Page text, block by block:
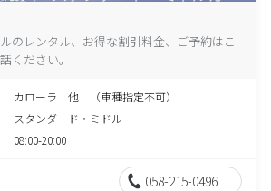
のレンタル、お得な割引料金、ご予約はこ
ください。
カローラ 他 （車種指定不可）
スタンダード・ミドル
08:00-20:00
058-215-0496